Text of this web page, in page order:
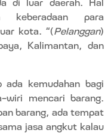
keberadaan para
kota. “(Pelanggan)
Kalimantan, dan
ada kemudahan bagi
mencari barang.
barang, ada tempat
jasa angkut kalau